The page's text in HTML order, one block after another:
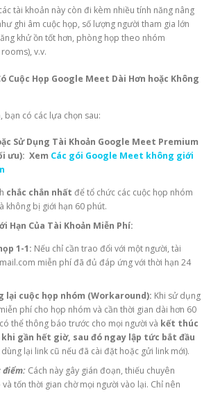
tài khoản này còn đi kèm nhiều tính năng nâng
ghi âm cuộc họp, số lượng người tham gia lớn
khử ồn tốt hơn, phòng họp theo nhóm
v.v.
Cuộc Họp Google Meet Dài Hơn hoặc Không
có các lựa chọn sau:
Sử Dụng Tài Khoản Google Meet Premium
ưu): Xem Các gói Google Meet không giới
chắc chắn nhất để tổ chức các cuộc họp nhóm
không bị giới hạn 60 phút.
Hạn Của Tài Khoản Miễn Phí:
1-1: Nếu chỉ cần trao đổi với một người, tài
miễn phí đã đủ đáp ứng với thời hạn 24
lại cuộc họp nhóm (Workaround): Khi sử dụng
phí cho họp nhóm và cần thời gian dài hơn 60
thể thông báo trước cho mọi người và kết thúc
khi gần hết giờ, sau đó ngay lập tức bắt đầu
lại link cũ nếu đã cài đặt hoặc gửi link mới).
điểm:Cách này gây gián đoạn, thiếu chuyên
và tốn thời gian chờ mọi người vào lại. Chỉ nên